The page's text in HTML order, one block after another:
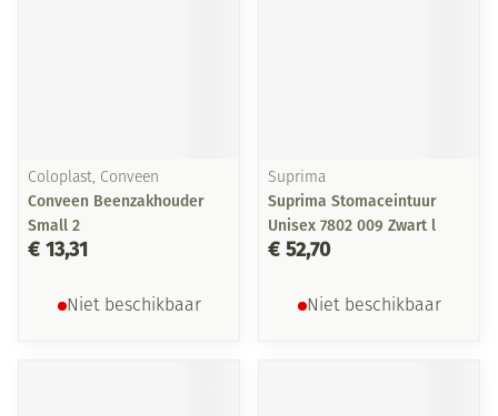
Coloplast, Conveen
Conveen Beenzakhouder
Small 2
€ 13,31
Niet beschikbaar
Suprima
Suprima Stomaceintuur
Unisex 7802 009 Zwart l
€ 52,70
Niet beschikbaar